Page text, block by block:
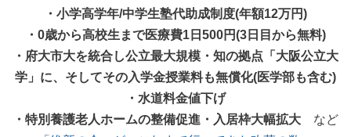
・小学高学年/中学生塾代助成制度(年額12万円)
・0歳から高校生まで医療費1日500円(3日目から無料)
・府大市大を統合し公立最大規模・知の拠点「大阪公立大
学」に、そしてその入学金授業料も無償化(医学部も含む)
・水道料金値下げ
・特別養護老人ホームの整備促進・入居枠大幅拡大 など